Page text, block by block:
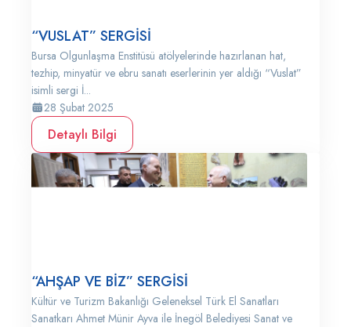
“VUSLAT” SERGİSİ
Bursa Olgunlaşma Enstitüsü atölyelerinde hazırlanan hat,
tezhip, minyatür ve ebru sanatı eserlerinin yer aldığı “Vuslat”
isimli sergi İ...
28 Şubat 2025
Detaylı Bilgi
“AHŞAP VE BİZ” SERGİSİ
Kültür ve Turizm Bakanlığı Geleneksel Türk El Sanatları
Sanatkarı Ahmet Münir Ayva ile İnegöl Belediyesi Sanat ve